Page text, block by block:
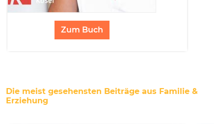
Zum Buch
Die meist gesehensten Beiträge aus Familie &
Erziehung